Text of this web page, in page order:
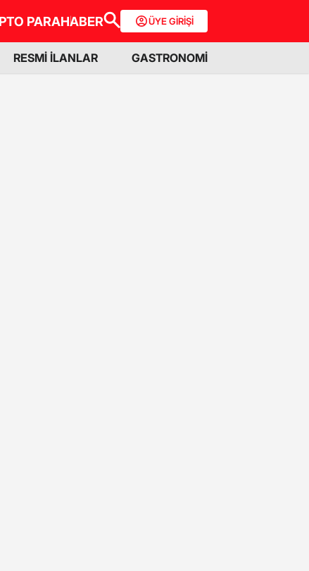
PARAHABER ÜYE GİRİŞİ
RESMİ İLANLAR GASTRONOMİ